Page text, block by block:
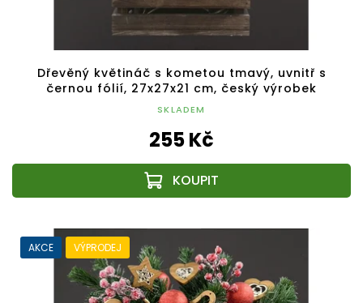
Dřevěný květináč s kometou tmavý, uvnitř s
černou fólií, 27x27x21 cm, český výrobek
SKLADEM
255 Kč
AKCE VÝPRODEJ